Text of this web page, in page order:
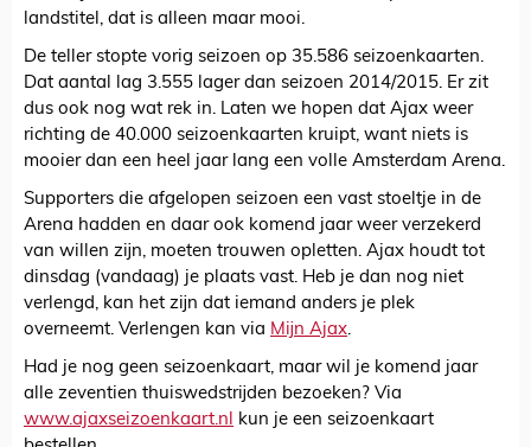
landstitel, dat is alleen maar mooi.
De teller stopte vorig seizoen op 35.586 seizoenkaarten.
Dat aantal lag 3.555 lager dan seizoen 2014/2015. Er zit
dus ook nog wat rek in. Laten we hopen dat Ajax weer
richting de 40.000 seizoenkaarten kruipt, want niets is
mooier dan een heel jaar lang een volle Amsterdam Arena.
Supporters die afgelopen seizoen een vast stoeltje in de
Arena hadden en daar ook komend jaar weer verzekerd
van willen zijn, moeten trouwen opletten. Ajax houdt tot
dinsdag (vandaag) je plaats vast. Heb je dan nog niet
verlengd, kan het zijn dat iemand anders je plek
overneemt. Verlengen kan via Mijn Ajax.
Had je nog geen seizoenkaart, maar wil je komend jaar
alle zeventien thuiswedstrijden bezoeken? Via
www.ajaxseizoenkaart.nl kun je een seizoenkaart